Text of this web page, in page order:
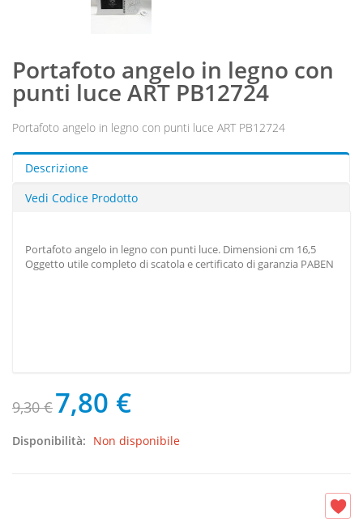
Portafoto angelo in legno con
punti luce ART PB12724
Portafoto angelo in legno con punti luce ART PB12724
Descrizione
Vedi Codice Prodotto
Portafoto angelo in legno con punti luce. Dimensioni cm 16,5
Oggetto utile completo di scatola e certificato di garanzia PABEN
9,30 €7,80 €
Disponibilità: Non disponibile